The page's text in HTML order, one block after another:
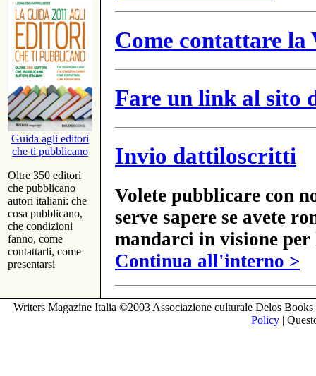
Guida agli editori
che ti pubblicano
Oltre 350 editori
che pubblicano
autori italiani: che
cosa pubblicano,
che condizioni
fanno, come
contattarli, come
presentarsi
Come contattare
Fare un link al sito
Invio dattiloscritti
Volete pubblicare con
serve sapere se avete
mandarci in visione
Continua all'interno >
Writers Magazine Italia ©2003 Associazione culturale Delos
Policy |